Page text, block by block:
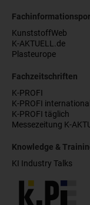
KunststoffWeb
K-AKTUELL.de
Plasteurope
Fachzeitschriften
K-PROFI
K-PROFI international
K-PROFI täglich
Messezeitung K-
Knowledge &
KI Industry Talks